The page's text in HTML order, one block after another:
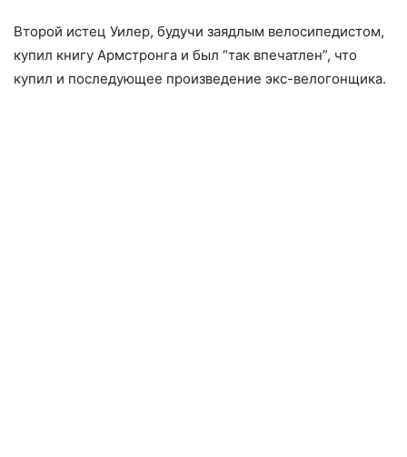
Второй истец Уилер, будучи заядлым велосипедистом,
купил книгу Армстронга и был “так впечатлен”, что
купил и последующее произведение экс-велогонщика.